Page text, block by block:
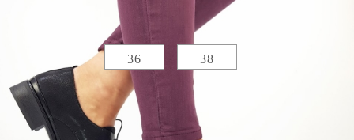
36 38
ЦВЯТ ОСНОВЕН:
ЧЕРЕН
МАТЕРИАЛ ОСНОВЕН:
ЕКО КОЖА
МАТЕРИАЛ ВЪТРЕШНА ЧАСТ:
ЕКО КОЖА